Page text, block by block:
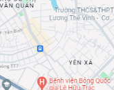
xám mang phong
biệt thự, khách sạn và
che bụi bẩn tốt, giữ